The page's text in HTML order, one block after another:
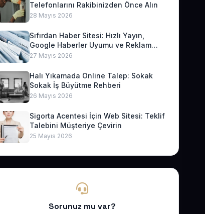
Telefonlarını Rakibinizden Önce Alın
28 Mayıs 2026
Sıfırdan Haber Sitesi: Hızlı Yayın,
Google Haberler Uyumu ve Reklam
Geliri
27 Mayıs 2026
Halı Yıkamada Online Talep: Sokak
Sokak İş Büyütme Rehberi
26 Mayıs 2026
Sigorta Acentesi İçin Web Sitesi: Teklif
Talebini Müşteriye Çevirin
25 Mayıs 2026
Sorunuz mu var?